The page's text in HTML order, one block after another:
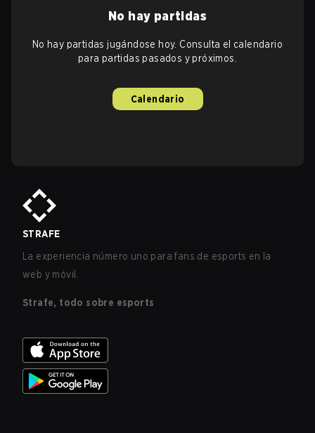
No hay partidas
No hay partidas jugándose hoy. Consulta el calendario
para partidas pasados y próximos.
Calendario
STRAFE
La experiencia número uno para fans de esports en la
web y móvil.
Strafe, todo sobre esports